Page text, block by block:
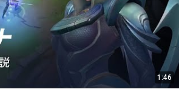
1:46